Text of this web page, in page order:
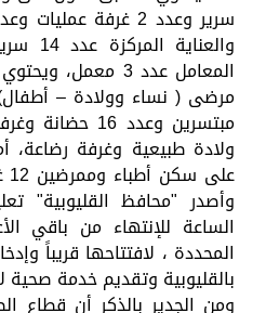
المعامل عدد 3
مبتسرين وعدد
ولادة طبيعية وغرفة رضاعة،
وأصدر "محافظ القليوبية"
الساعة للإنتهاء من باقي
المحددة ، لافتتاحها قريباً
بالقليوبية وتقديم خدمة صحية
ومن الجدير بالذكر أن قطاع